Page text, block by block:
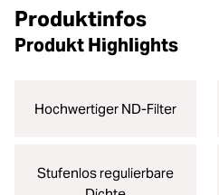
Produktinfos
Produkt Highlights
Hochwertiger ND-Filter
Stufenlos regulierbare